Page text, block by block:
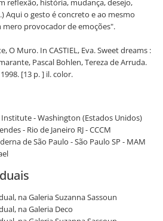
reflexão, história, mudança, desejo,
Aqui o gesto é concreto e ao mesmo
provocador de emoções".
O Muro. In CASTIEL, Eva. Sweet dreams :
Pascal Bohlen, Tereza de Arruda.
[13 p. ] il. color.
- Washington (Estados Unidos)
- Rio de Janeiro RJ - CCCM
de São Paulo - São Paulo SP - MAM
na Galeria Suzanna Sassoun
na Galeria Deco